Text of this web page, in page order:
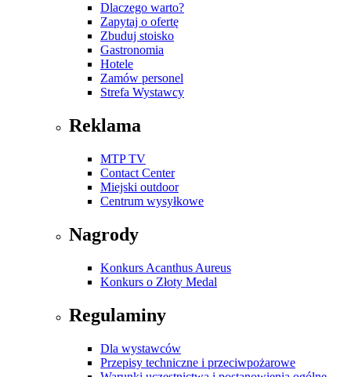
Dlaczego warto?
Zapytaj o ofertę
Zbuduj stoisko
Gastronomia
Hotele
Zamów personel
Strefa Wystawcy
Reklama
MTP TV
Contact Center
Miejski outdoor
Centrum wysyłkowe
Nagrody
Konkurs Acanthus Aureus
Konkurs o Złoty Medal
Regulaminy
Dla wystawców
Przepisy techniczne i przeciwpożarowe